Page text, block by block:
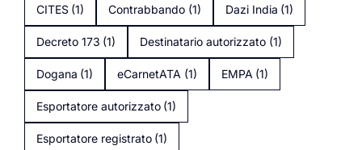
CITES (1) Contrabbando (1) Dazi India (1)
Decreto 173 (1) Destinatario autorizzato (1)
Dogana (1) eCarnetATA (1) EMPA (1)
Esportatore autorizzato (1)
Esportatore registrato (1)